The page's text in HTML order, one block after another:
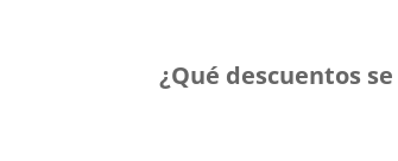
¿Qué descuentos